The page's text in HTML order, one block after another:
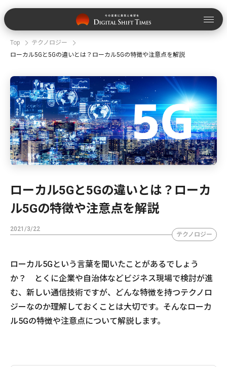
Top
テクノロジー
ローカル5Gと5Gの違いとは？ローカル5Gの特徴や注意点を解説
ローカル5Gと5Gの違いとは？ローカ
ル5Gの特徴や注意点を解説
2021/3/22
テクノロジー
ローカル5Gという言葉を聞いたことがあるでしょう
か？ とくに企業や自治体などビジネス現場で検討が進
む、新しい通信技術ですが、どんな特徴を持つテクノロ
ジーなのか理解しておくことは大切です。そんなローカ
ル5Gの特徴や注意点について解説します。